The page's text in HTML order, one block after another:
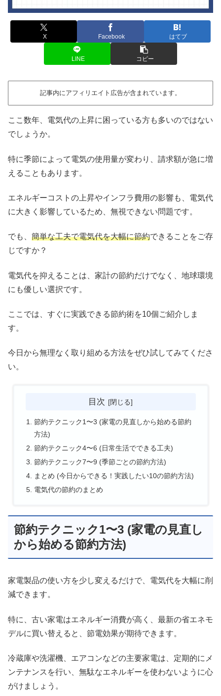
X Facebook はてブ
LINE コピー
記事内にアフィリエイト広告が含まれています。
ここ数年、電気代の上昇に困っている方も多いのではない
でしょうか。
特に季節によって電気の使用量が変わり、請求額が急に増
えることもあります。
エネルギーコストの上昇やインフラ費用の影響も、電気代
に大きく影響しているため、無視できない問題です。
でも、 簡単な工夫で電気代を大幅に節約できることをご存
じですか？
電気代を抑えることは、家計の節約だけでなく、地球環境
にも優しい選択です。
ここでは、すぐに実践できる節約術を10個ご紹介しま
す。
今日から無理なく取り組める方法をぜひ試してみてくださ
い。
目次
節約テクニック1〜3 (家電の見直しから始める節約
方法)
節約テクニック4〜6 (日常生活でできる工夫)
節約テクニック7〜9 (季節ごとの節約方法)
まとめ (今日からできる！実践したい10の節約方法)
電気代の節約のまとめ
節約テクニック1〜3 (家電の見直し
から始める節約方法)
家電製品の使い方を少し変えるだけで、電気代を大幅に削
減できます。
特に、古い家電はエネルギー消費が高く、最新の省エネモ
デルに買い替えると、節電効果が期待できます。
冷蔵庫や洗濯機、エアコンなどの主要家電は、定期的にメ
ンテナンスを行い、無駄なエネルギーを使わないように心
がけましょう。